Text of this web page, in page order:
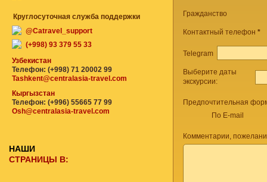
Гражданство
Контактный телефон *
Telegram
Выберите даты
экскурсии:
Предпочтительная
По E-mail
Комментарии,
Круглосуточная служба поддержки
@Catravel_support
(+998) 93 379 55 33
Узбекистан
Телефон: (+998) 71 20002 99
Tashkent@centralasia-travel.com
Кыргызстан
Телефон: (+996) 55665 77 99
Osh@centralasia-travel.com
НАШИ
СТРАНИЦЫ В: